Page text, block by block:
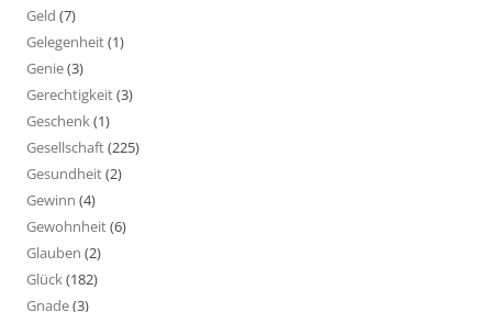
Geld (7)
Gelegenheit(1)
Genie(3)
Gerechtigkeit(3)
Geschenk(1)
Gesellschaft(225)
Gesundheit(2)
Gewinn (4)
Gewohnheit(6)
Glauben (2)
Glück(182)
Gnade(3)